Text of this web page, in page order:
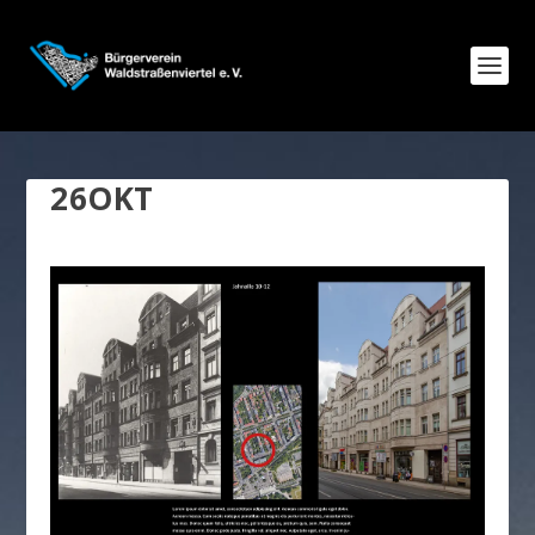
26OKT